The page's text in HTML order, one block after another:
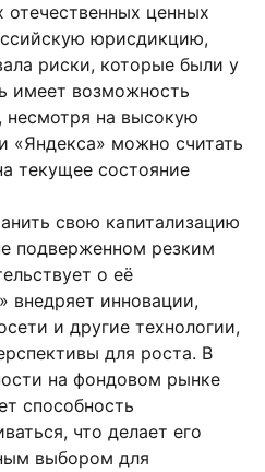
ценных
юрисдикцию,
риски, которые были у
имеет возможность
несмотря на высокую
«Яндекса» можно считать
текущее состояние
свою капитализацию
подверженном резким
о её
внедряет инновации,
и другие технологии,
для роста. В
на фондовом рынке
способность
что делает его
выбором для